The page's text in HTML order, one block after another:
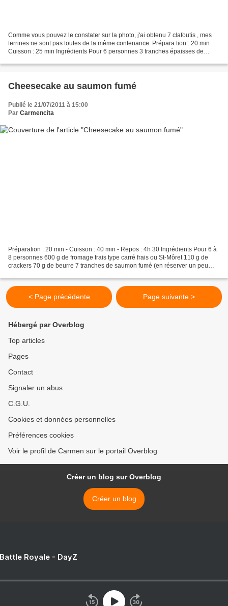
Comme vous pouvez le constater sur la photo, j'ai obtenu 7 clafoutis , mes
terrines ne sont pas toutes de la même contenance. Prépara tion : 20 min
Cuisson : 25 min Ingrédients Pour 6 personnes 3 tranches épaisses de
Cheesecake au saumon fumé
Publié le 21/07/2011 à 15:00
Par Carmencita
Préparation : 20 min - Cuisson : 40 min - Repos : 4h 30 Ingrédients Pour 6 à
8 personnes 600 g de fromage frais type carré frais ou St-Môret 110 g de
crackers 70 g de beurre 7 tranches de saumon fumé (en réserver un peu
< Page précédente Page suivante >
Hébergé par Overblog
Top articles
Pages
Contact
Signaler un abus
C.G.U.
Cookies et données personnelles
Préférences cookies
Voir le profil de Carmen sur le portail Overblog
Créer un blog sur Overblog
Créer un blog
Royale - DayZ